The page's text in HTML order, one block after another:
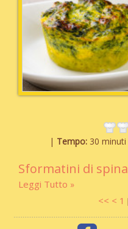
Tempo: 30 minuti
Sformatini di
Leggi Tutto
<< < 1